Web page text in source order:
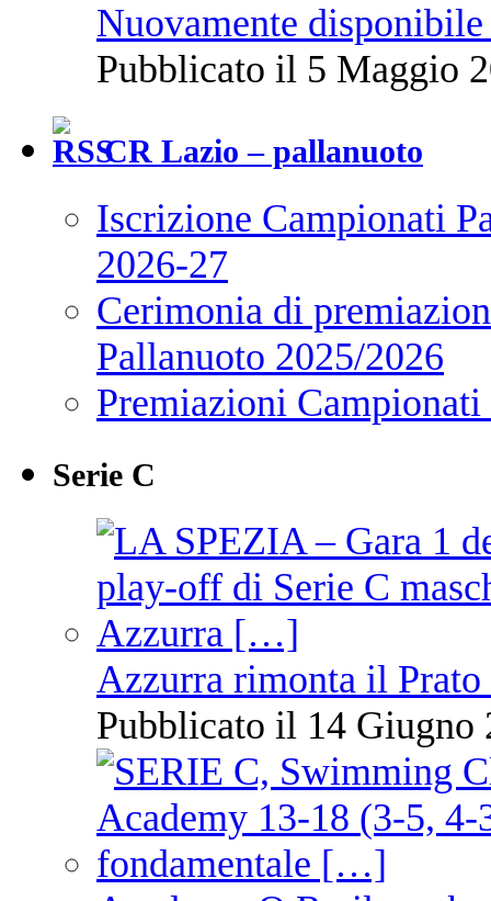
Nuovamente
Pubblicato il 5 Maggio
CR Lazio – pallanuoto
Iscrizione Campionati
2026-27
Cerimonia di
Pallanuoto 2025/2026
Premiazioni
Serie C
Azzurra rimonta il Prato
Pubblicato il 14 Giugno